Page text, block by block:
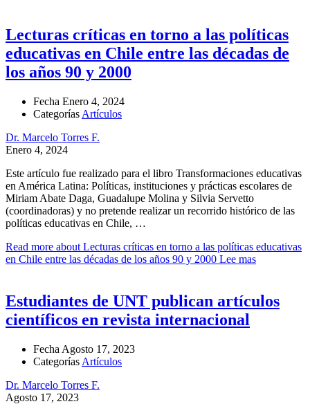
Lecturas críticas en torno a las políticas
educativas en Chile entre las décadas de
los años 90 y 2000
Fecha Enero 4, 2024
Categorías Artículos
Dr. Marcelo Torres F.
Enero 4, 2024
Este artículo fue realizado para el libro Transformaciones educativas
en América Latina: Políticas, instituciones y prácticas escolares de
Miriam Abate Daga, Guadalupe Molina y Silvia Servetto
(coordinadoras) y no pretende realizar un recorrido histórico de las
políticas educativas en Chile, …
Read more about Lecturas críticas en torno a las políticas educativas
en Chile entre las décadas de los años 90 y 2000 Lee mas
Estudiantes de UNT publican artículos
científicos en revista internacional
Fecha Agosto 17, 2023
Categorías Artículos
Dr. Marcelo Torres F.
Agosto 17, 2023